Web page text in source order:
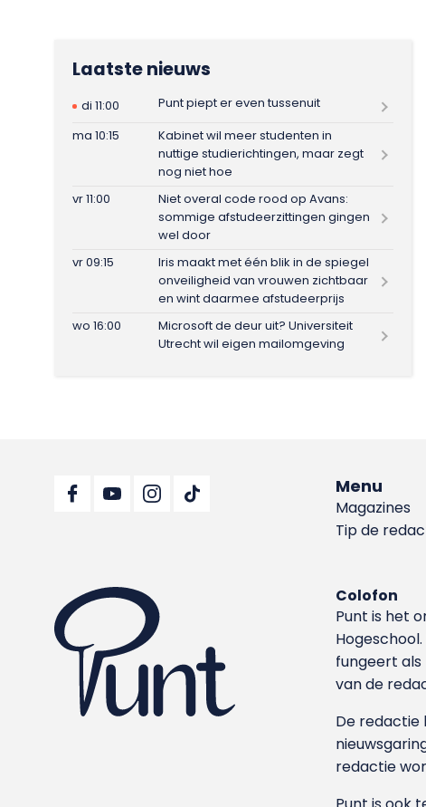
Laatste nieuws
di 11:00
Punt piept er even tussenuit
ma 10:15
Kabinet wil meer studenten in
nuttige studierichtingen, maar zegt
nog niet hoe
vr 11:00
Niet overal code rood op Avans:
sommige afstudeerzittingen gingen
wel door
vr 09:15
Iris maakt met één blik in de spiegel
onveiligheid van vrouwen zichtbaar
en wint daarmee afstudeerprijs
wo 16:00
Microsoft de deur uit? Universiteit
Utrecht wil eigen mailomgeving
Menu
Magazines
Tip de
Colofon
Punt is het
fungeert als
van de
De redactie
redactie